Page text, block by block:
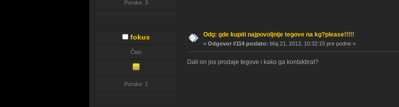
Poruke: 3
fokus
Član
Poruke: 1
Odg: gde kupiti najpovoljnije tegove na kg?please!!!!!
« Odgovor #114 poslato: Maj 21, 2013, 10:32:15 pre podne »
Dali on jos prodaje tegove i kako ga kontaktirat?